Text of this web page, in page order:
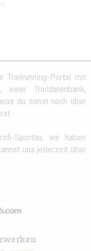
Trailrunning-Portal mit
Traildatenbank,
du sonst noch über
Sportler, wir haben
uns jederzeit über